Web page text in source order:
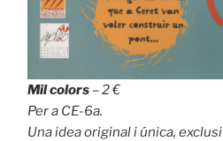
Mil colors– 2 €
Per a CE-6a.
Una idea original i única,